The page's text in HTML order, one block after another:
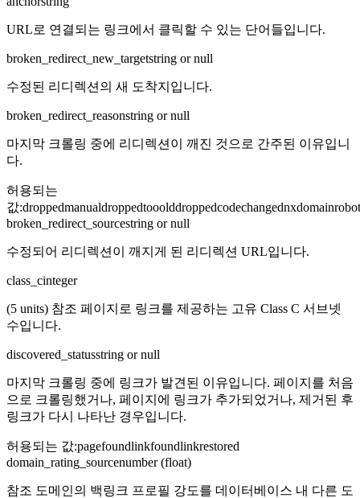
URL로 연결되는 링크에서 클릭할 수 있는 단어들입니다.
broken_redirect_new_targetstring or null
수정된 리디렉션의 새 도착지입니다.
broken_redirect_reasonstring or null
마지막 크롤링 중에 리디렉션이 깨진 것으로 간주된 이유입니
다.
허용되는
값:droppedmanualdroppedtooolddroppedcodechangednxdomain
broken_redirect_sourcestring or null
수정되어 리디렉션이 깨지게 된 리디렉션 URL입니다.
class_cinteger
(5 units) 참조 페이지로 링크를 제공하는 고유 Class C 서브넷
수입니다.
discovered_statusstring or null
마지막 크롤링 중에 링크가 발견된 이유입니다. 페이지를 처음
으로 크롤링했거나, 페이지에 링크가 추가되었거나, 제거된 후
링크가 다시 나타난 경우입니다.
허용되는 값:pagefoundlinkfoundlinkrestored
domain_rating_sourcenumber (float)
참조 도메인의 백링크 프로필 강도를 데이터베이스 내 다른 도